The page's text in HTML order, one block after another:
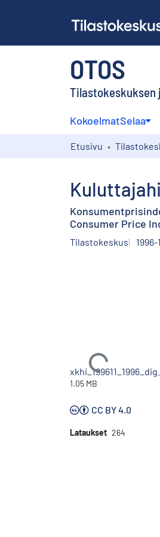
OTOS
Tilastokeskuksen
KokoelmatSelaa
Etusivu
Consumer Price
Tilastokeskus 1996-
Ladataan...
1.05 MB
CC BY 4.0
Lataukset 264